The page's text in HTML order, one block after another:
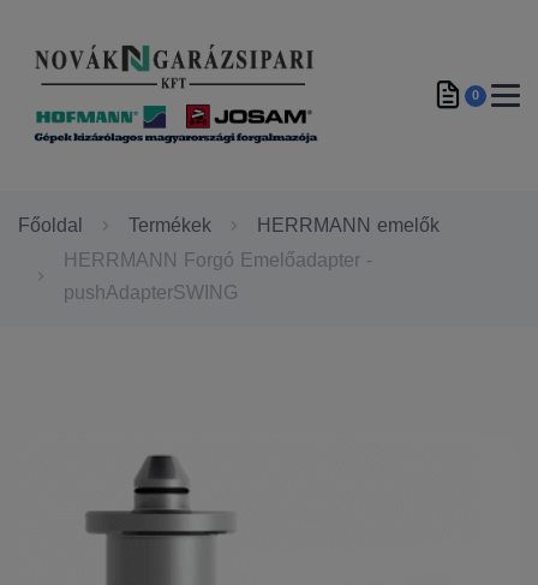
0
Főoldal Termékek
HERRMANN emelők
HERRMANN Forgó Emelőadapter -
pushAdapterSWING